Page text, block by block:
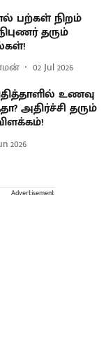
பற்கள் நிறம்
தரும்
02 Jul 2026
உணவு
அதிர்ச்சி தரும்
2026
Advertisement